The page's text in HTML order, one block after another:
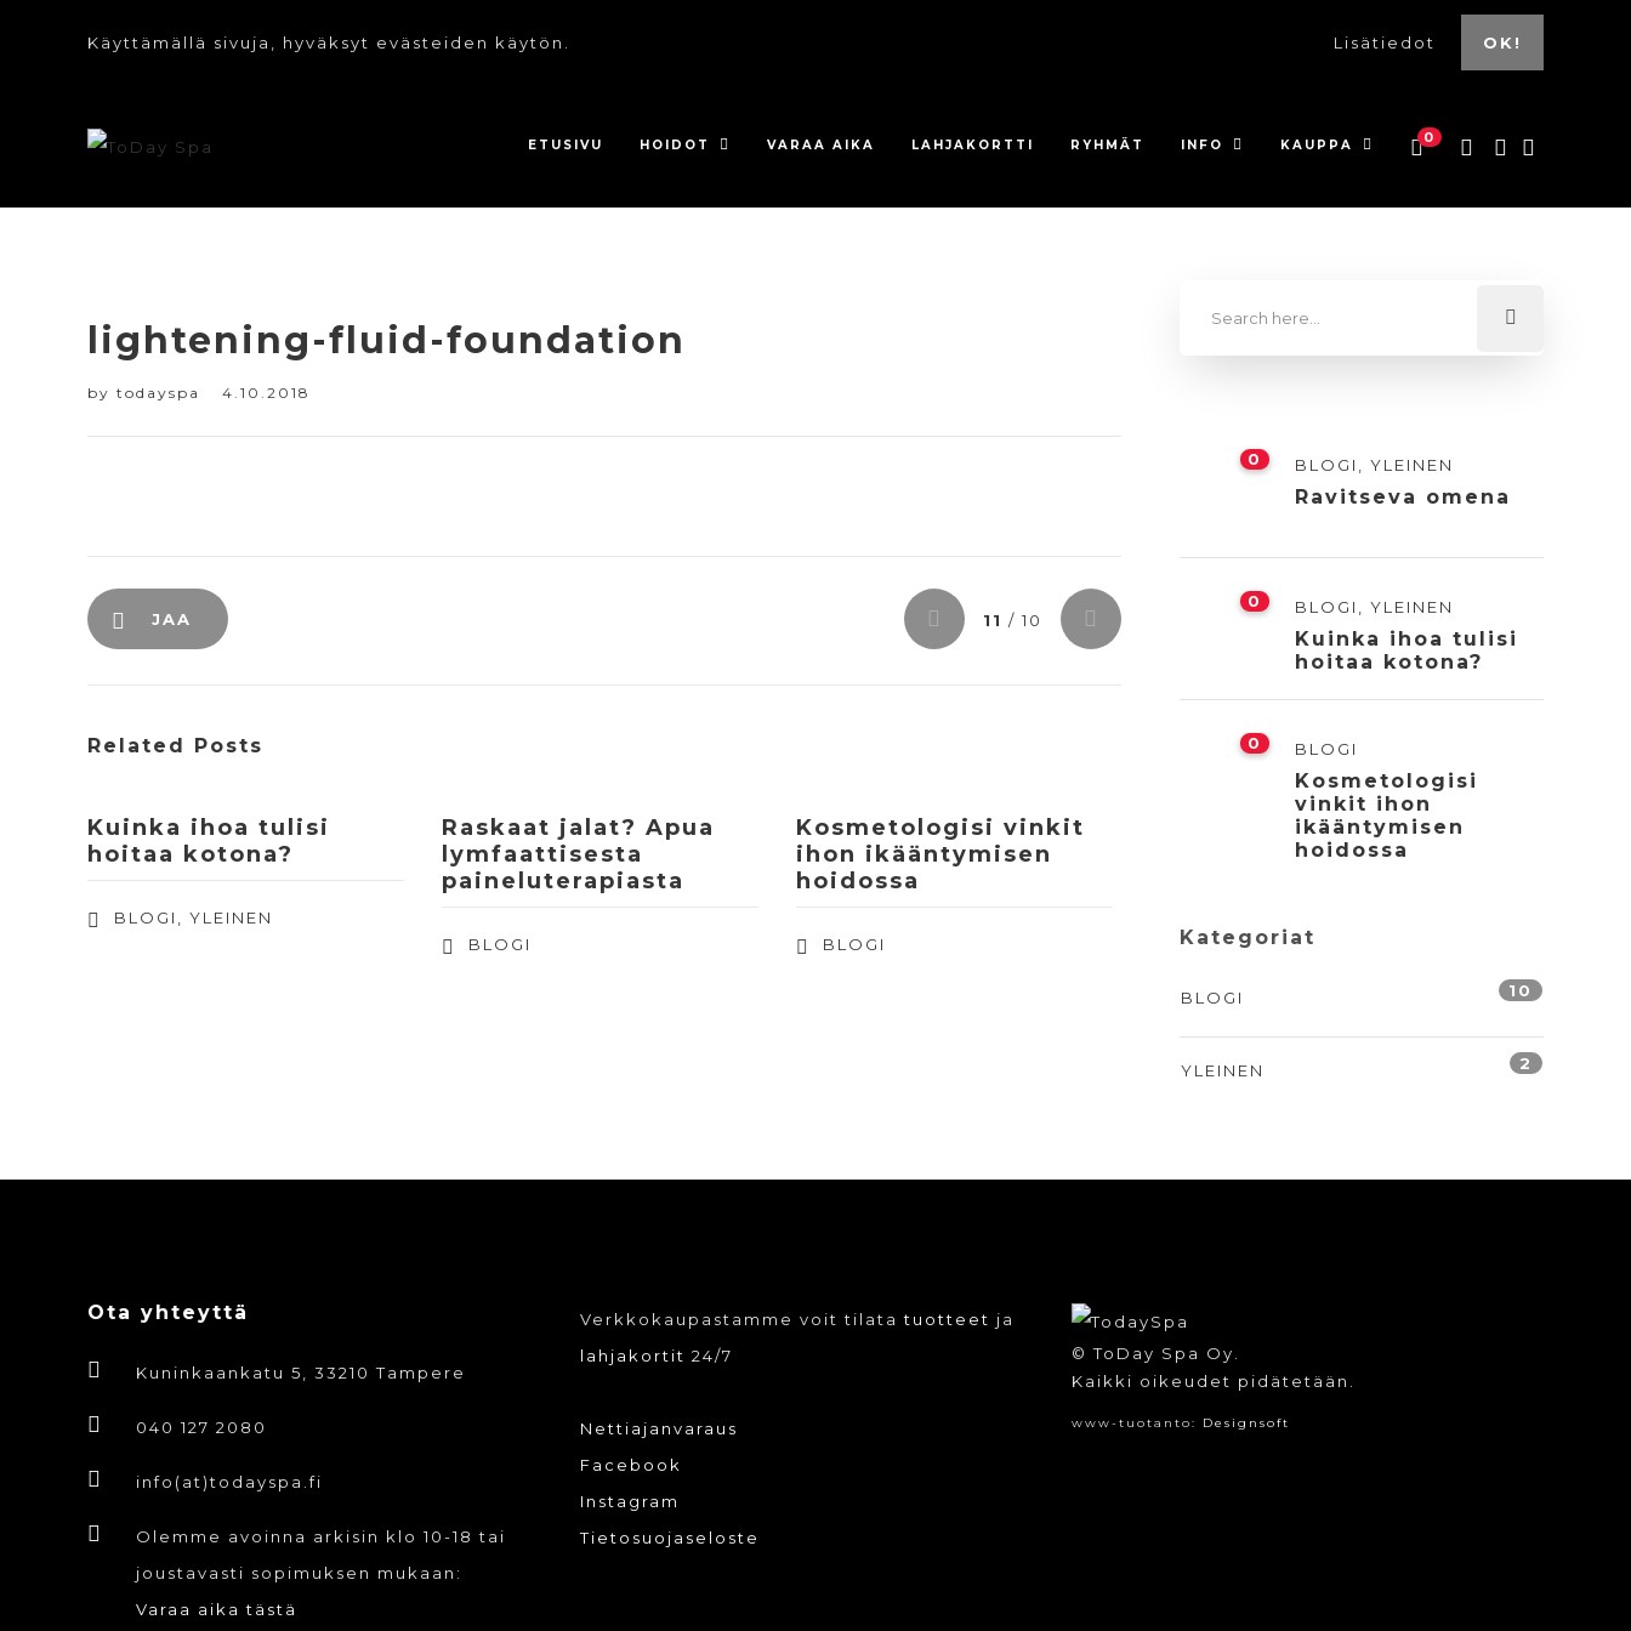
Käyttämällä sivuja, hyväksyt evästeiden käytön. Lisätiedot OK!
ETUSIVU HOIDOT VARAA AIKA LAHJAKORTTI RYHMÄT INFO KAUPPA 0
lightening-fluid-foundation
by todayspa 4.10.2018
JAA 11 / 10
Related Posts
Kuinka ihoa tulisi
hoitaa kotona?
BLOGI YLEINEN
Raskaat jalat? Apua
lymfaattisesta
paineluterapiasta
BLOGI
Kosmetologisi vinkit
ihon ikääntymisen
hoidossa
BLOGI
0 BLOGI YLEINEN
Ravitseva omena
0 BLOGI YLEINEN
Kuinka ihoa tulisi
hoitaa kotona?
0 BLOGI
Kosmetologisi
vinkit ihon
ikääntymisen
hoidossa
Kategoriat
BLOGI 10
YLEINEN 2
Ota yhteyttä
Kuninkaankatu 5, 33210 Tampere
040 127 2080
info(at)todayspa.fi
Olemme avoinna arkisin klo 10-18 tai
joustavasti sopimuksen mukaan:
Varaa aika tästä
Verkkokaupastamme voit tilatatuotteet ja
lahjakortit 24/7
Nettiajanvaraus
Facebook
Instagram
Tietosuojaseloste
© ToDay Spa Oy.
Kaikki oikeudet pidätetään.
www-tuotanto: Designsoft